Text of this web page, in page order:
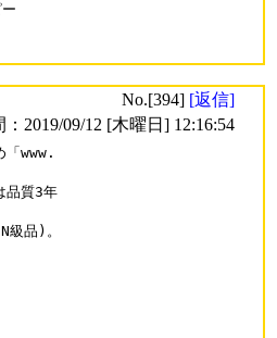
ピー
No.[394] [返信]
2019/09/12 [木曜日] 12:16:54
「www.
品質3年
級品)。